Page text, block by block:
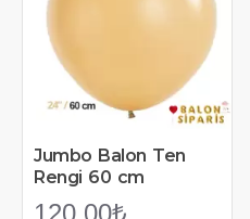
Jumbo Balon Ten
Rengi 60 cm
120,00₺